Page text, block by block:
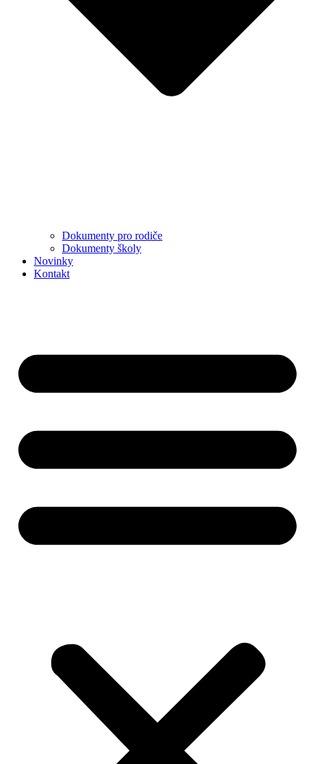
Dokumenty pro rodiče
Dokumenty školy
Novinky
Kontakt